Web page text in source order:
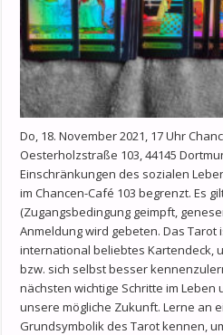
Do, 18. November 2021, 17 Uhr
Oesterholzstraße 103, 44145
Einschränkungen des sozialen
im Chancen-Café 103 begrenzt. Es
(Zugangsbedingung geimpft,
Anmeldung wird gebeten. Das Tarot
international beliebtes Kartendeck,
bzw. sich selbst besser
nächsten wichtige Schritte im
unsere mögliche Zukunft. Lerne an
Grundsymbolik des Tarot kennen,